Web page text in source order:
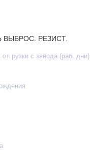
ВЫБРОС. РЕЗИСТ.
с завода (раб. дни)